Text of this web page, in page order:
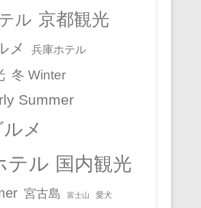
ル 京都観光
メ 兵庫ホテル
冬 Winter
Summer
メ
テル 国内観光
宮古島 富士山 愛犬